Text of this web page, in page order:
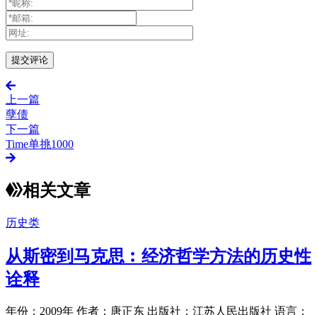
上一篇
孽债
下一篇
Time单挑1000
相关文章
历史类
从斯密到马克思︰经济哲学方法的历史性
诠释
年份：2009年 作者：唐正东 出版社：江苏人民出版社 语言：